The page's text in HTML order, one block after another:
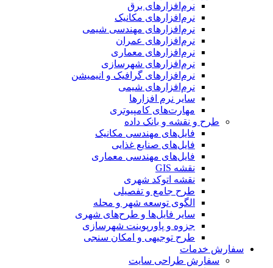
نرم‌افزارهای برق
نرم‌افزارهای مکانیک
نرم‌افزارهای مهندسی شیمی
نرم‌افزارهای عمران
نرم‌افزارهای معماری
نرم‌افزارهای شهرسازی
نرم‌افزارهای گرافیک و انیمیشن
نرم‌افزارهای شیمی
سایر نرم افزارها
مهارت‌های کامپیوتری
طرح و نقشه و بانک داده
فایل‌های مهندسی مکانیک
فایل‌های صنایع غذایی
فایل‌های مهندسی معماری
نقشه GIS
نقشه اتوکد شهری
طرح جامع و تفصیلی
الگوی توسعه شهر و محله
سایر فایل‌ها و طرح‌های شهری
جزوه و پاورپوینت شهرسازی
طرح توجیهی و امکان سنجی
سفارش خدمات
سفارش طراحی سایت